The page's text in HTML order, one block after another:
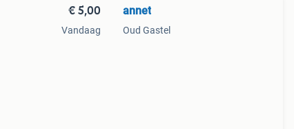
€ 5,00
Vandaag
annet
Oud Gastel